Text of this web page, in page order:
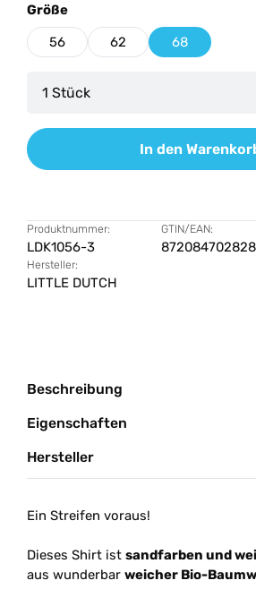
Größeauswählen
56 62 68
Produkt Anzahl: Gib den
In den
Produktnummer:
LDK1056-3
GTIN/EAN:
Hersteller:
LITTLE DUTCH
Beschreibung
Eigenschaften
Hersteller
Ein Streifen voraus!
Dieses Shirt ist sandfarben und
aus wunderbar weicher Bio-